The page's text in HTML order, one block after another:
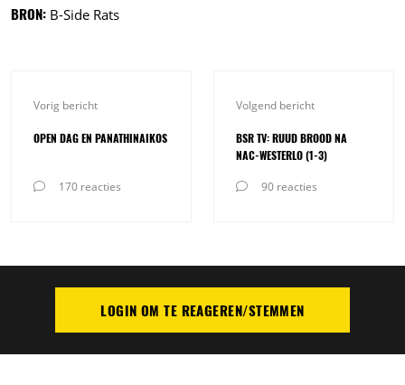
BRON: B-Side Rats
Vorig bericht
OPEN DAG EN PANATHINAIKOS
170 reacties
Volgend bericht
BSR TV: RUUD BROOD NA
NAC-WESTERLO (1-3)
90 reacties
PLAATS REACTIELOGIN OM TE REAGEREN/STEMMEN